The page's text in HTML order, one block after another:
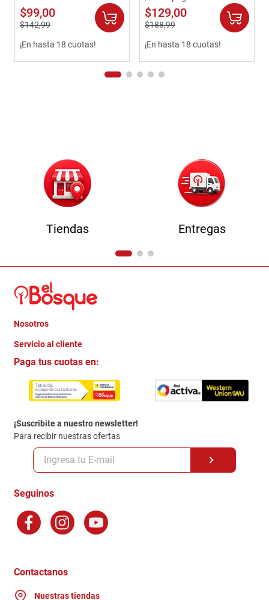
$99,00
$142,99
¡En hasta 18 cuotas!
$129,00
$188,99
¡En hasta 18 cuotas!
Tiendas Entregas
Nosotros
Quienes somos
Trabaja con Nosotros
Contacto
Servicio al cliente
Crédito Directo
Garantia
Politica de Privacidad
Políticas y condiciones GiftCard
Formas de Pago
Terminos y Condiciones
Factura Electronica
Ganadores - Promociones
Paga tus cuotas en:
¡Suscribite a nuestro newsletter!
Para recibir nuestras ofertas
Seguinos
Contactanos
Nuestras tiendas